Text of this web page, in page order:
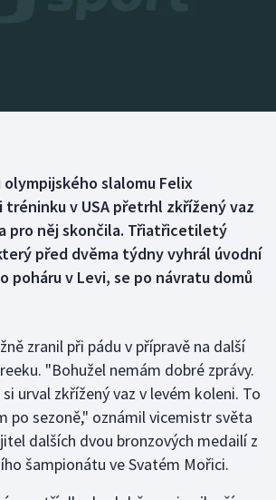
slalomu Felix
tréninku v USA přetrhl zkřížený vaz
pro něj skončila. Třiatřicetiletý
před dvěma týdny vyhrál úvodní
poháru v Levi, se po návratu domů
zranil při pádu v přípravě na další
"Bohužel nemám dobré zprávy.
urval zkřížený vaz v levém koleni. To
po sezoně," oznámil vicemistr světa
dalších dvou bronzových medailí z
šampionátu ve Svatém Mořici.